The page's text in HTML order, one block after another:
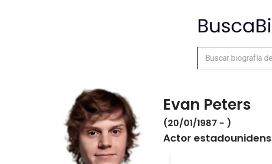
Evan Peters
(20/01/1987 - )
Actor